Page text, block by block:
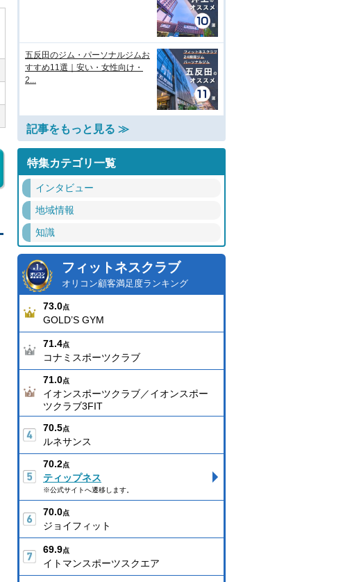
五反田のジム・パーソナルジムお
すすめ11選｜安い・女性向け・
2...
記事をもっと見る ≫
特集カテゴリ一覧
インタビュー
地域情報
知識
フィットネスクラブ
オリコン顧客満足度ランキング
73.0点
GOLD’S GYM
71.4点
コナミスポーツクラブ
71.0点
イオンスポーツクラブ／イオンスポー
ツクラブ3FIT
70.5点
ルネサンス
70.2点
ティップネス
※公式サイトへ遷移します。
70.0点
ジョイフィット
69.9点
イトマンスポーツスクエア